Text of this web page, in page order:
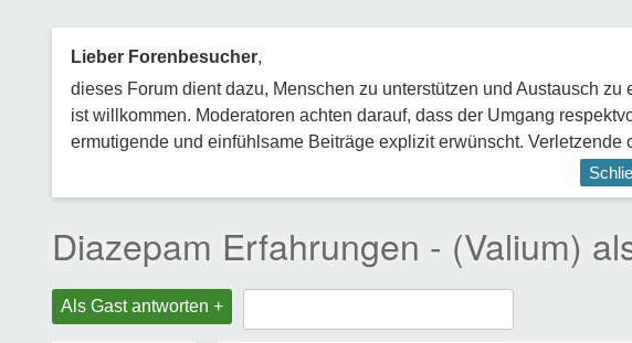
Lieber Forenbesucher,
dieses Forum dient dazu, Menschen zu unterstützen und Austausch
ist willkommen. Moderatoren achten darauf, dass der Umgang
ermutigende und einfühlsame Beiträge explizit erwünscht.
Diazepam Erfahrungen - (Valium)
Als Gast antworten +